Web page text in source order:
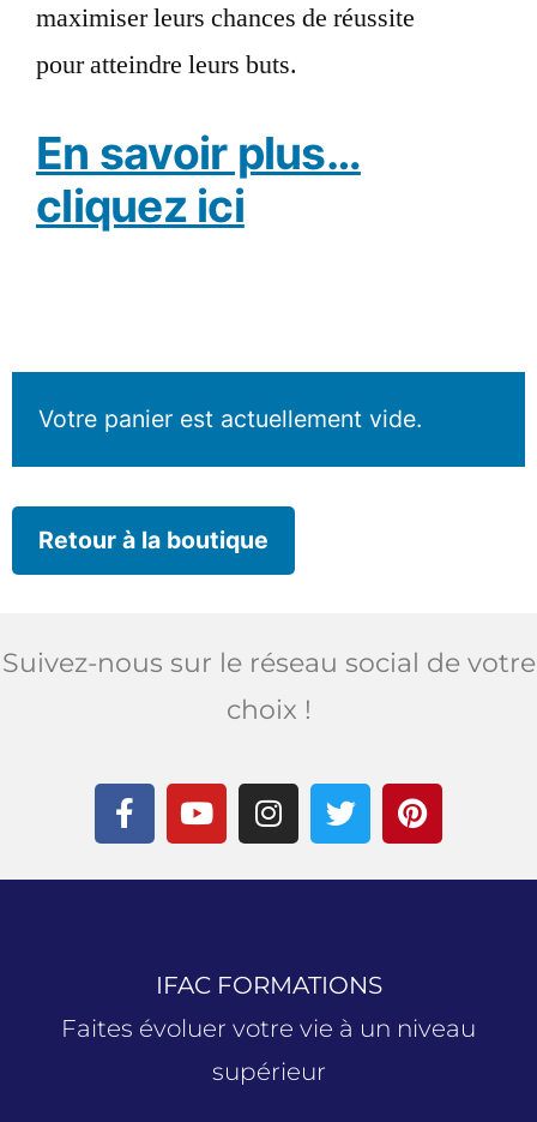
maximiser leurs chances de réussite
pour atteindre leurs buts.
En savoir plus…
cliquez ici
Votre panier est actuellement vide.
Retour à la boutique
Suivez-nous sur le réseau social de votre
choix !
IFAC FORMATIONS
Faites évoluer votre vie à un niveau
supérieur